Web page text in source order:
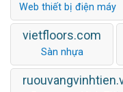
Web thiết bị điện máy
vietfloors.com
Sàn nhựa